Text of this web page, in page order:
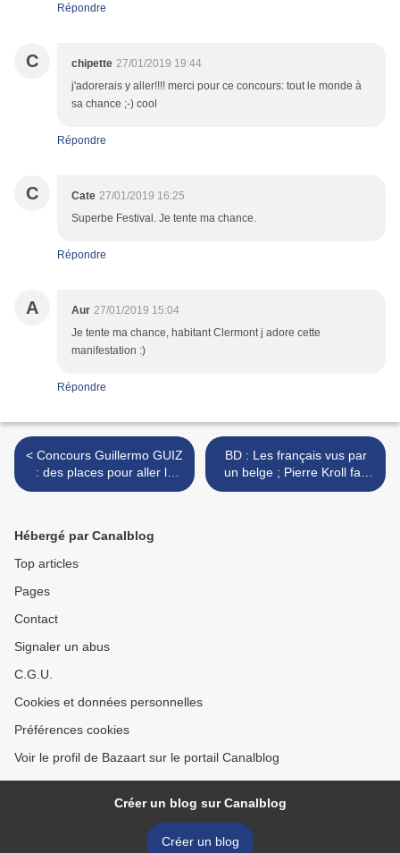
Répondre
C chipette 27/01/2019 19:44
j'adorerais y aller!!!! merci pour ce concours: tout le monde à
sa chance ;-) cool
Répondre
C Cate 27/01/2019 16:25
Superbe Festival. Je tente ma chance.
Répondre
A Aur 27/01/2019 15:04
Je tente ma chance, habitant Clermont j adore cette
manifestation :)
Répondre
< Concours Guillermo GUIZ
: des places pour aller le
voir à Decines (69) à
BD : Les français vus par
un belge ; Pierre Kroll fan
de politique française >
Hébergé par Canalblog
Top articles
Pages
Contact
Signaler un abus
C.G.U.
Cookies et données personnelles
Préférences cookies
Voir le profil de Bazaart sur le portail Canalblog
Créer un blog sur Canalblog
Créer un blog